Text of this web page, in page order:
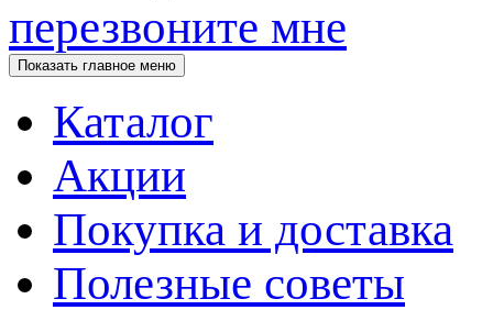
перезвоните мне
Показать главное меню
Каталог
Акции
Покупка и доставка
Полезные советы